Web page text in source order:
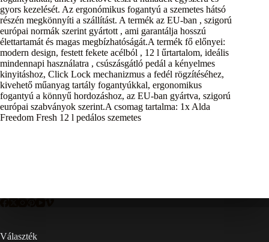
gyors kezelését. Az ergonómikus fogantyú a szemetes hátsó
részén megkönnyíti a szállítást. A termék az EU-ban , szigorú
európai normák szerint gyártott , ami garantálja hosszú
élettartamát és magas megbízhatóságát.A termék fő előnyei:
modern design, festett fekete acélból , 12 l űrtartalom, ideális
mindennapi használatra , csúszásgátló pedál a kényelmes
kinyitáshoz, Click Lock mechanizmus a fedél rögzítéséhez,
kivehető műanyag tartály fogantyúkkal, ergonomikus
fogantyú a könnyű hordozáshoz, az EU-ban gyártva, szigorú
európai szabványok szerint.A csomag tartalma: 1x Alda
Freedom Fresh 12 l pedálos szemetes
Választék